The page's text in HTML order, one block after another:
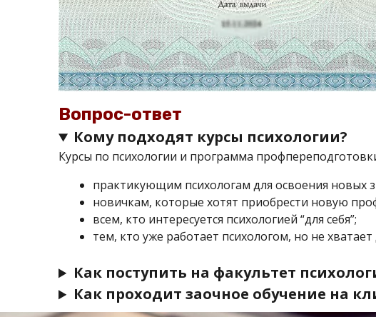
Вопрос-ответ
Кому подходят курсы психологии?
Курсы по психологии и программа
практикующим психологам для освоения новых
новичкам, которые хотят приобрести новую
всем, кто интересуется психологией “для себя”;
тем, кто уже работает психологом, но не
Как поступить на факультет
Как проходит заочное обучение на